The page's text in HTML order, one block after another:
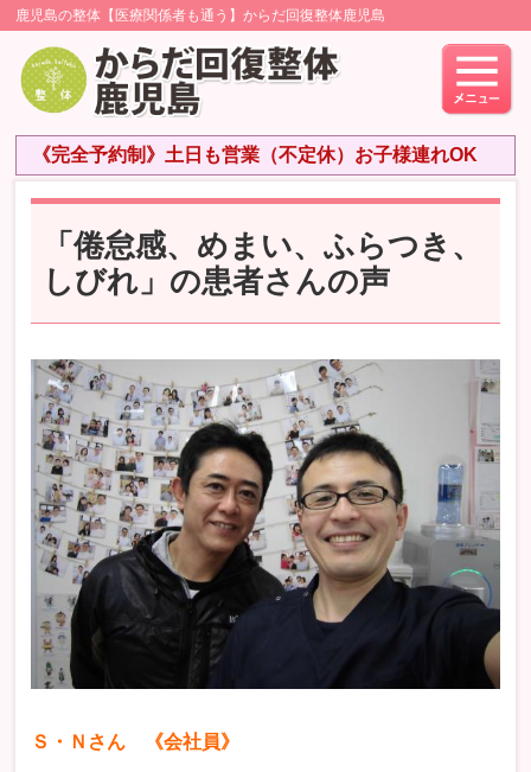
鹿児島の整体【医療関係者も通う】からだ回復整体鹿児島
《完全予約制》土日も営業（不定休）お子様連れOK
「倦怠感、めまい、ふらつき、
しびれ」の患者さんの声
Ｓ・Ｎさん 《会社員》